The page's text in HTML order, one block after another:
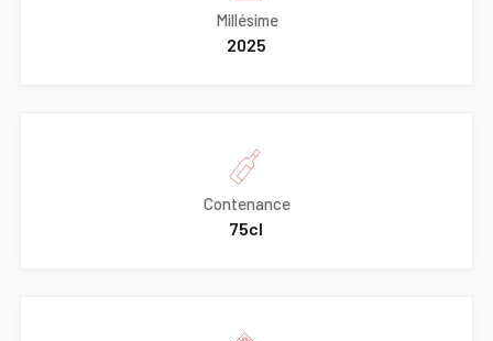
Millésime
2025
Contenance
75cl